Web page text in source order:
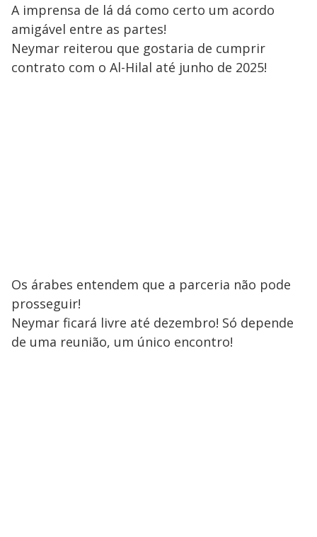
A imprensa de lá dá como certo um acordo
amigável entre as partes!
Neymar reiterou que gostaria de cumprir
contrato com o Al-Hilal até junho de 2025!
Os árabes entendem que a parceria não pode
prosseguir!
Neymar ficará livre até dezembro! Só depende
de uma reunião, um único encontro!